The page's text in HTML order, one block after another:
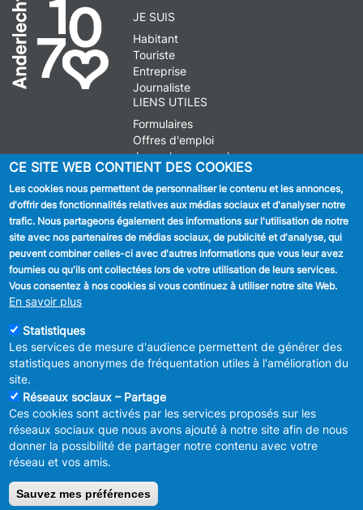
JE SUIS
Habitant
Touriste
Entreprise
Journaliste
LIENS UTILES
Formulaires
Offres d'emploi
Journal communal
Stationnement
SUIVEZ NOUS
Facebook
Linkedin
MENU
FOOTER
LEGAL
Déclaration de confidentialité
Déclaration d'accessibilité
modération des réseaux sociaux
CE SITE WEB CONTIENT DES COOKIES
Les cookies nous permettent de personnaliser le contenu et les annonces,
d'offrir des fonctionnalités relatives aux médias sociaux et d'analyser notre
trafic. Nous partageons également des informations sur l'utilisation de notre
site avec nos partenaires de médias sociaux, de publicité et d'analyse, qui
peuvent combiner celles-ci avec d'autres informations que vous leur avez
fournies ou qu'ils ont collectées lors de votre utilisation de leurs services.
Vous consentez à nos cookies si vous continuez à utiliser notre site Web.
En savoir plus
Statistiques
Les services de mesure d'audience permettent de générer des
statistiques anonymes de fréquentation utiles à l'amélioration du
site.
Réseaux sociaux – Partage
Ces cookies sont activés par les services proposés sur les
réseaux sociaux que nous avons ajouté à notre site afin de nous
donner la possibilité de partager notre contenu avec votre
réseau et vos amis.
Sauvez mes préférences